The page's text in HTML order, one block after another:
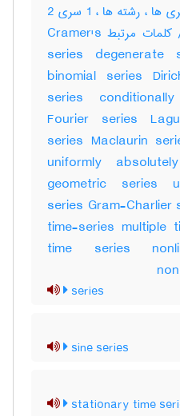
سری ، رشته ، سلسله ؛ سری ها ، رشته ها ، 1 سری 2
سریها ، 1 سری 2 سریها / کلمات مرتبط Cramer's
series degenerate
binomial series
series
Fourier series
series Maclaurin
uniformly
geometric series
series Gram-
time-series multiple
time series
series
sine series
stationary time